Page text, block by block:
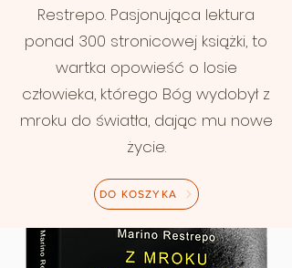
Restrepo. Pasjonująca lektura
ponad 300 stronicowej książki, to
wartka opowieść o losie
człowieka, którego Bóg wydobył z
mroku do światła, dając mu nowe
życie.
DO KOSZYKA